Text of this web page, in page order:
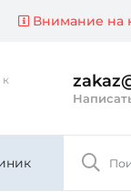
Внимание на
к